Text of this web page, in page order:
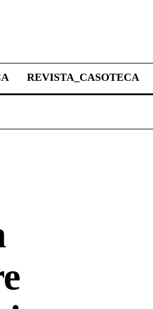
REVISTA_CASOTECA